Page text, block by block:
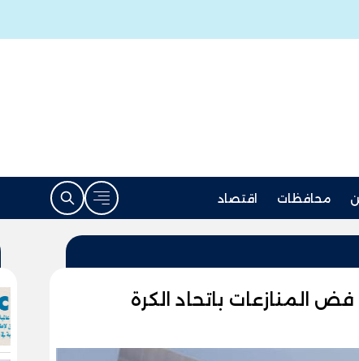
محافظات اقتصاد
فض المنازعات باتحاد الكرة